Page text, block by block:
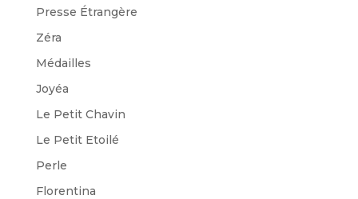
Presse Étrangère
Zéra
Médailles
Joyéa
Le Petit Chavin
Le Petit Etoilé
Perle
Florentina